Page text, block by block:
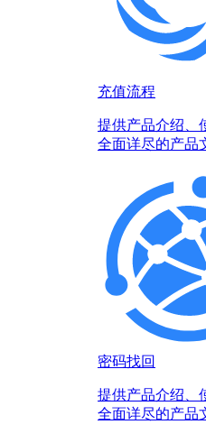
充值流程
提供产品介绍、
全面详尽的产品
密码找回
提供产品介绍、
全面详尽的产品